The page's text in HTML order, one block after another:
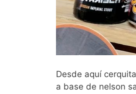
Desde aquí
a base de nelson